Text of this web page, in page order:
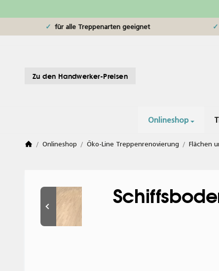
für alle Treppenarten geeignet
Zu den Handwerker-Preisen
Onlineshop
/ Onlineshop / Öko-Line Treppenrenovierung / Flächen